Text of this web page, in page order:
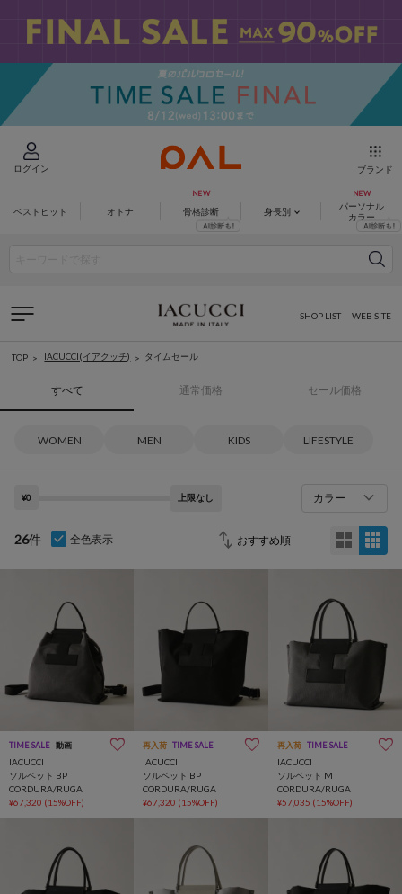
ログイン ブランド
ベストヒット オトナ 骨格診断 身長別
パーソナル
カラー
SHOP LIST WEB SITE
TOP IACUCCI(イアクッチ) タイムセール
すべて 通常価格 セール価格
WOMEN MEN KIDS LIFESTYLE
¥0 上限なし カラー
26件 全色表示
TIME SALE 動画
IACUCCI
ソルベット BP
CORDURA/RUGA
¥67,320 (15%OFF)
再入荷 TIME SALE
IACUCCI
ソルベット BP
CORDURA/RUGA
¥67,320 (15%OFF)
再入荷 TIME SALE
IACUCCI
ソルベット M
CORDURA/RUGA
¥57,035 (15%OFF)